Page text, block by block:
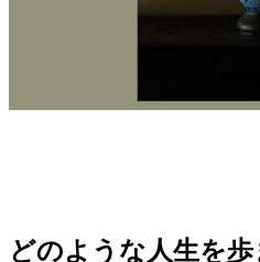
どのような人生を